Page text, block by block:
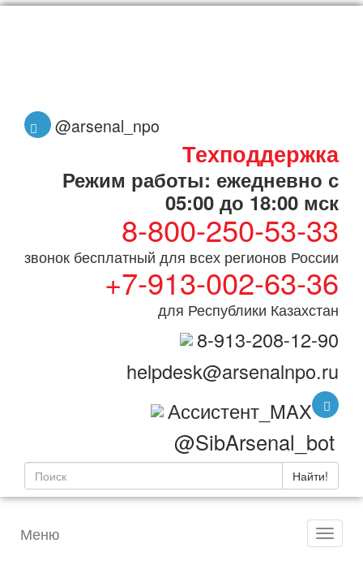
@arsenal_npo
Техподдержка
Режим работы: ежедневно с
05:00 до 18:00 мск
8-800-250-53-33
звонок бесплатный для всех регионов России
+7-913-002-63-36
для Республики Казахстан
8-913-208-12-90
helpdesk@arsenalnpo.ru
Ассистент_MAX
@SibArsenal_bot
Найти!
Меню